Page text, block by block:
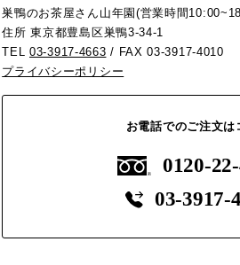
巣鴨のお茶屋さん山年園(営業時間
住所 東京都豊島区巣鴨3-34-1
TEL03-3917-4663 / FAX 03-3917-4010
プライバシーポリシー
お電話でのご注文は
0120-
03-3917-